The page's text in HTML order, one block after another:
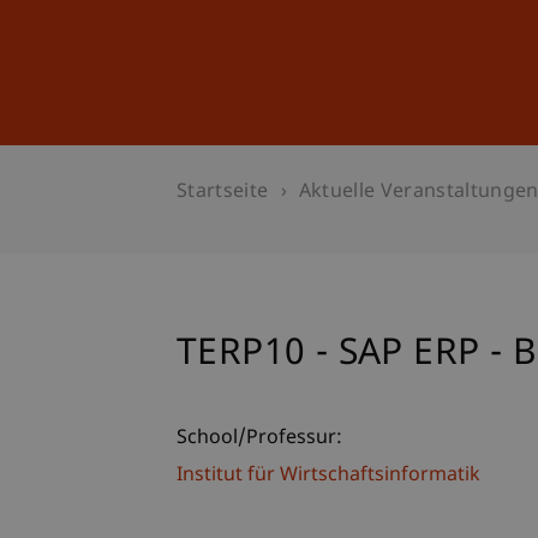
Startseite Aktuelle Veranstaltungen
TERP10 - SAP ERP -
School/Professur:
Institut für Wirtschaftsinformatik